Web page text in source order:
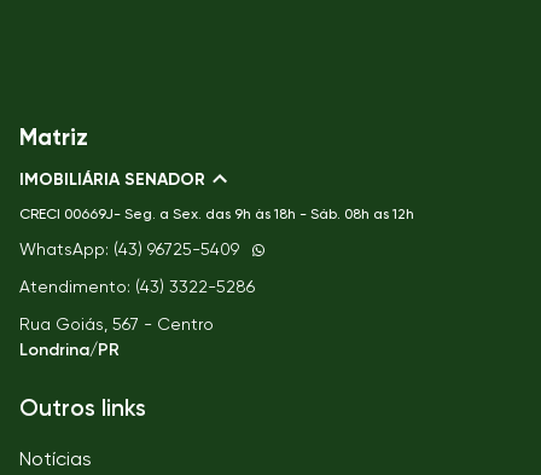
Matriz
IMOBILIÁRIA SENADOR
CRECI 00669J- Seg. a Sex. das 9h às 18h - Sáb. 08h as 12h
WhatsApp: (43) 96725-5409
Atendimento: (43) 3322-5286
Rua Goiás, 567 - Centro
Londrina/PR
Outros links
Notícias